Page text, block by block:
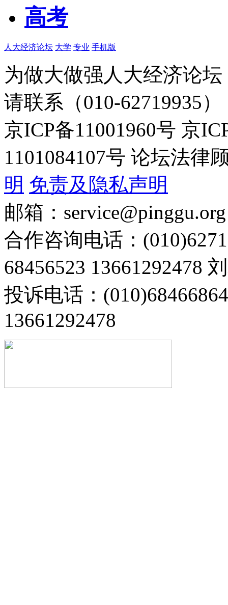
高考
人大经济论坛 大学 专业 手机版
为做大做强人大经济论
请联系（010-62719935）
京ICP备11001960号 京
1101084107号 论坛法律
明 免责及隐私声明
邮箱：service@pinggu.org
合作咨询电话：
68456523 13661292478
投诉电话：
13661292478